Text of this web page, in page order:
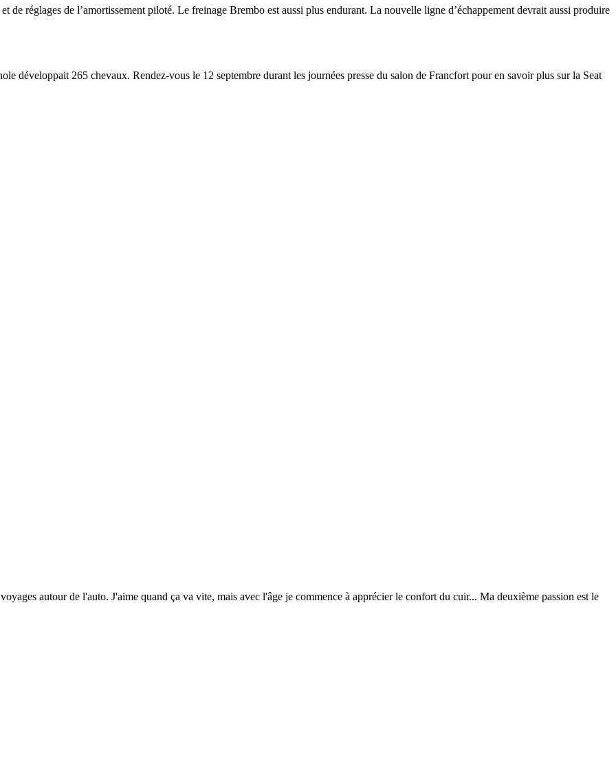
de réglages de l’amortissement piloté. Le freinage Brembo est aussi plus endurant. La nouvelle ligne d’échappement devrait aussi produire
développait 265 chevaux. Rendez-vous le 12 septembre durant les journées presse du salon de Francfort pour en savoir plus sur la Seat
autour de l'auto. J'aime quand ça va vite, mais avec l'âge je commence à apprécier le confort du cuir... Ma deuxième passion est le